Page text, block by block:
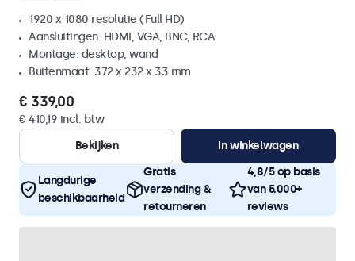
1920 x 1080 resolutie (Full HD)
Aansluitingen: HDMI, VGA, BNC, RCA
Montage: desktop, wand
Buitenmaat: 372 x 232 x 33 mm
€ 339,00
€ 410,19 incl. btw
Bekijken
In winkelwagen
Langdurige
beschikbaarheid
Gratis
verzending &
retourneren
4,8/5 op basis
van 5.000+
reviews